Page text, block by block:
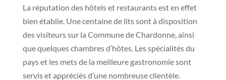
La réputation des hôtels et restaurants est en effet
bien établie. Une centaine de lits sont à disposition
des visiteurs sur la Commune de Chardonne, ainsi
que quelques chambres d’hôtes. Les spécialités du
pays et les mets de la meilleure gastronomie sont
servis et appréciés d’une nombreuse clientèle.